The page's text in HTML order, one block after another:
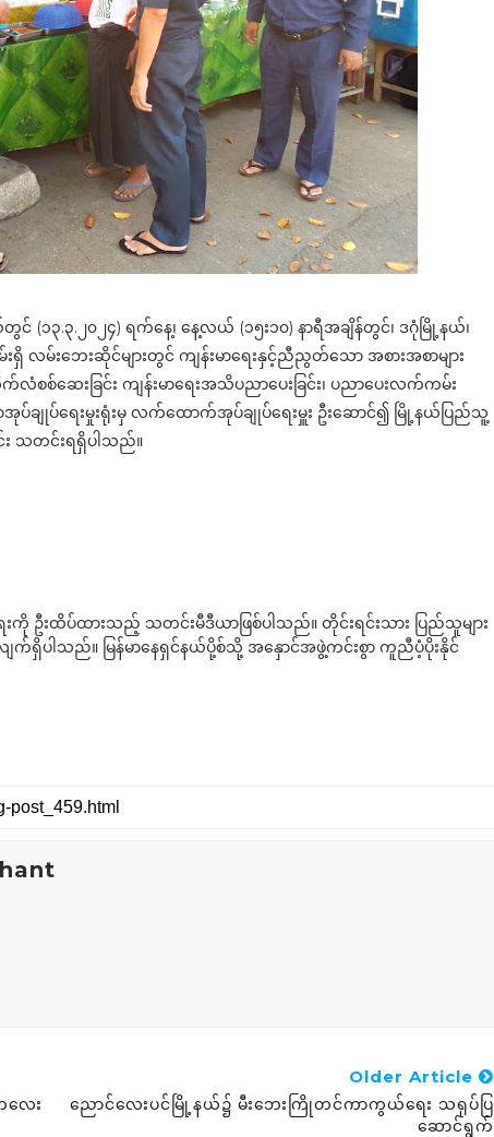
(၁၃.၃.၂၀၂၄) ရက်နေ့၊ နေ့လယ် (၁၅း၁၀) နာရီအချိန်တွင်၊ ဒဂုံမြို့နယ်၊
ရှိ လမ်းဘေးဆိုင်များတွင် ကျန်းမာရေးနှင့်ညီညွတ်သော အစားအစာများ
လံစစ်ဆေးခြင်း ကျန်းမာရေးအသိပညာပေးခြင်း၊ ပညာပေးလက်ကမ်း
ာအုပ်ချုပ်ရေးမှုးရုံးမှ လက်ထောက်အုပ်ချုပ်ရေးမှူး ဦးဆောင်၍ မြို့နယ်ပြည်သူ့
း သတင်းရရှိပါသည်။
ကို ဦးထိပ်ထားသည့် သတင်းမီဒီယာဖြစ်ပါသည်။ တိုင်းရင်းသား ပြည်သူများ
ျက်ရှိပါသည်။ မြန်မာနေရှင်နယ်ပို့စ်သို့ အနှောင်အဖွဲ့ကင်းစွာ ကူညီပံ့ပိုးနိုင်
လေး
Older Article
ညောင်‌‌လေးပင်မြို့နယ်၌ မီးဘေးကြိုတင်ကာကွယ်ရေး သရုပ်ပြ
ဆောင်ရွက်